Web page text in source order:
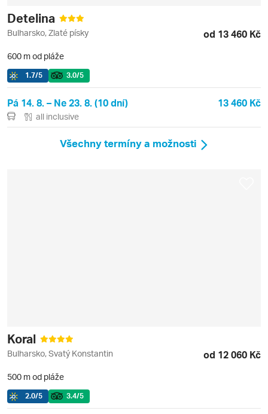
Detelina
Bulharsko, Zlaté písky od 13 460 Kč
600 m od pláže
1.7/5 3.0/5
Pá 14. 8. – Ne 23. 8. (10 dní) 13 460 Kč
all inclusive
Všechny termíny a možnosti
Koral
Bulharsko, Svatý Konstantin od 12 060 Kč
500 m od pláže
2.0/5 3.4/5